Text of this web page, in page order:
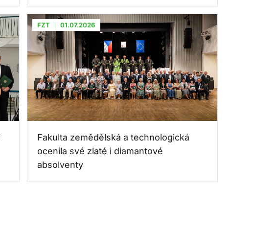
FZT 01.07.2026
Fakulta zemědělská a technologická
ocenila své zlaté i diamantové
absolventy